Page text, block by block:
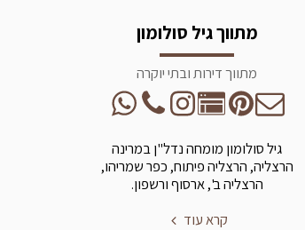
מתווך גיל סולומון
מתווך דירות ובתי יוקרה
גיל סולומון מומחה נדל"ן במרינה
הרצליה, הרצליה פיתוח, כפר שמריהו,
הרצליה ב', ארסוף ורשפון.
קרא עוד